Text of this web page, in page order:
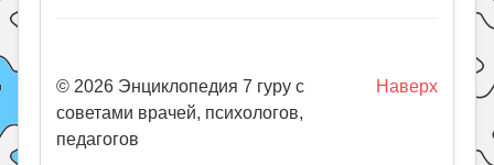
Наверх
© 2026 Энциклопедия 7 гуру с
советами врачей, психологов,
педагогов